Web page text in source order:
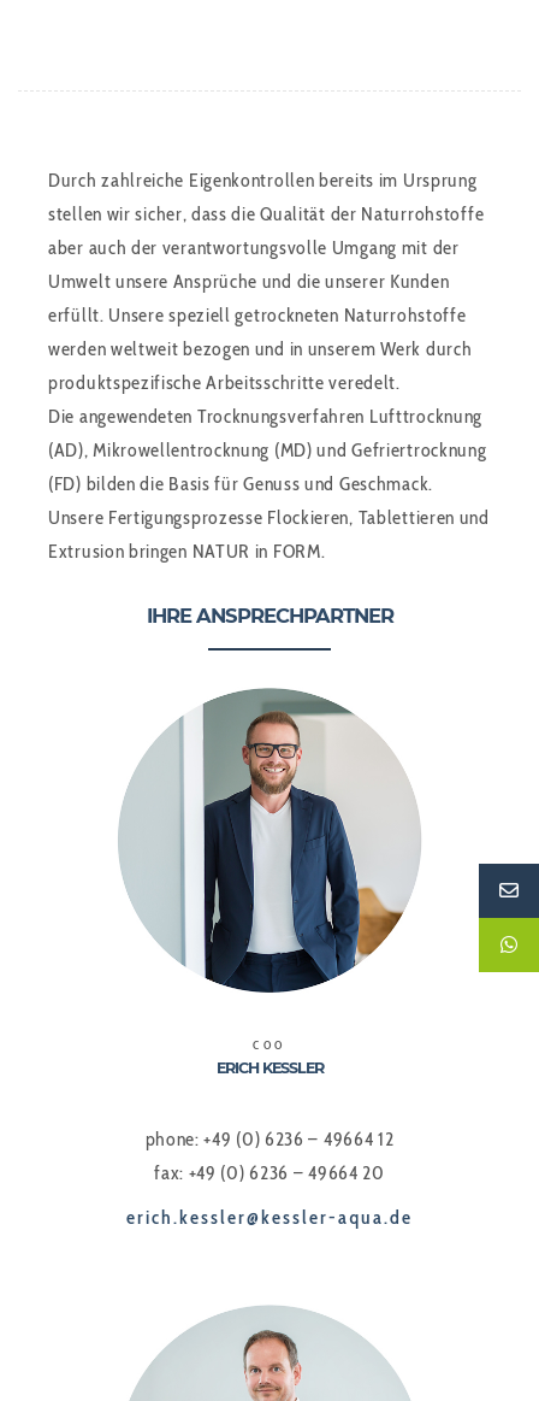
Durch zahlreiche Eigenkontrollen bereits im Ursprung
stellen wir sicher, dass die Qualität der Naturrohstoffe
aber auch der verantwortungsvolle Umgang mit der
Umwelt unsere Ansprüche und die unserer Kunden
erfüllt. Unsere speziell getrockneten Naturrohstoffe
werden weltweit bezogen und in unserem Werk durch
produktspezifische Arbeitsschritte veredelt.
Die angewendeten Trocknungsverfahren Lufttrocknung
(AD), Mikrowellentrocknung (MD) und Gefriertrocknung
(FD) bilden die Basis für Genuss und Geschmack.
Unsere Fertigungsprozesse Flockieren, Tablettieren und
Extrusion bringen NATUR in FORM.
IHRE ANSPRECHPARTNER
COO
ERICH KESSLER
phone: +49 (0) 6236 – 49664 12
fax: +49 (0) 6236 – 49664 20
erich.kessler@kessler-aqua.de